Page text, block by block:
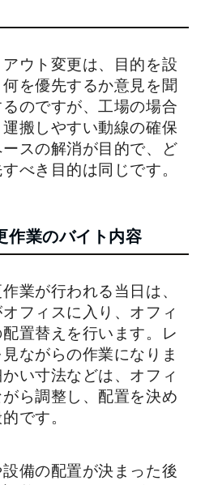
ウト変更は、目的を設
を優先するか意見を聞
のですが、工場の場合
搬しやすい動線の確保
スの解消が目的で、ど
べき目的は同じです。
作業のバイト内容
業が行われる当日は、
フィスに入り、オフィ
置替えを行います。レ
ながらの作業になりま
い寸法などは、オフィ
ら調整し、配置を決め
です。
備の配置が決まった後